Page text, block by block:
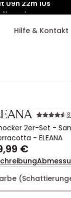
Name!
Hilfe & Kontakt
2er-Set -
- ELEANA
€